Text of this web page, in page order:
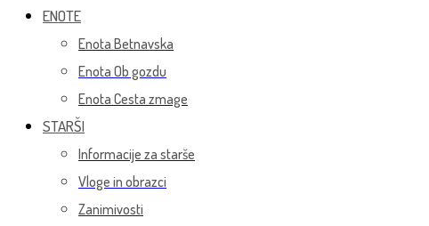
ENOTE
Enota Betnavska
Enota Ob gozdu
Enota Cesta zmage
STARŠI
Informacije za starše
Vloge in obrazci
Zanimivosti